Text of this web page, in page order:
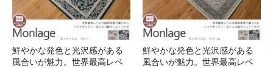
鮮やかな発色と光沢感がある
風合いが魅力。世界最高レベ
鮮やかな発色と光沢感がある
風合いが魅力。世界最高レベ